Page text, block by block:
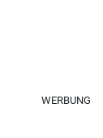
WERBUNG